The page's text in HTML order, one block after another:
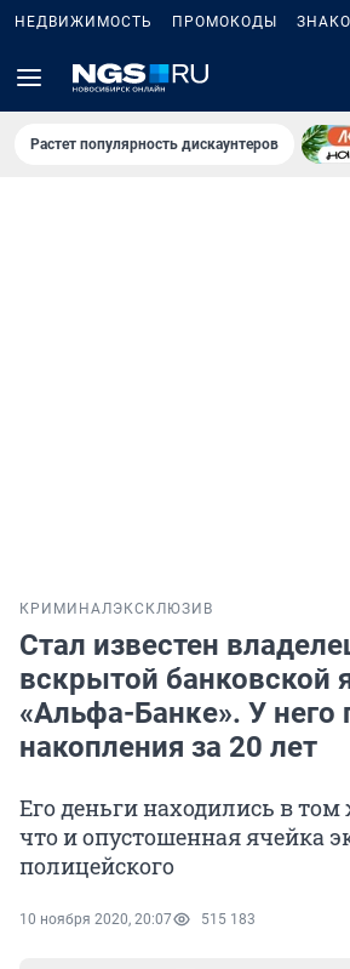
НЕДВИЖИМОСТЬ ПРОМОКОДЫ
Растет популярность дискаунтеров
КРИМИНАЛ ЭКСКЛЮЗИВ
Стал известен
вскрытой банковской
«Альфа-Банке». У него
накопления за 20 лет
Его деньги находились в том
что и опустошенная ячейка
полицейского
10 ноября 2020, 20:07 515 183